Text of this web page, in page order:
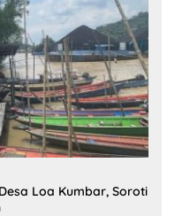
Loa Kumbar, Soroti